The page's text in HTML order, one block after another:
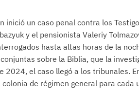
inició un caso penal contra los
y el pensionista Valeriy
hasta altas horas de la
sobre la Biblia, que la
2024, el caso llegó a los tribunales.
de régimen general para cada